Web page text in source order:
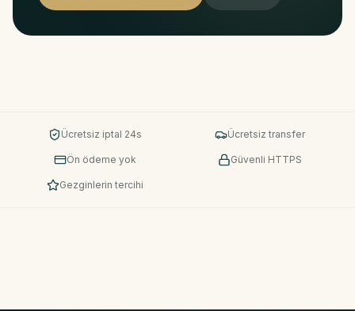
Ücretsiz iptal 24s Ücretsiz transfer
Ön ödeme yok Güvenli HTTPS
Gezginlerin tercihi